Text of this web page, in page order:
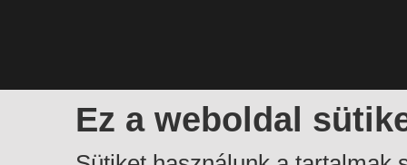
Ez a weboldal